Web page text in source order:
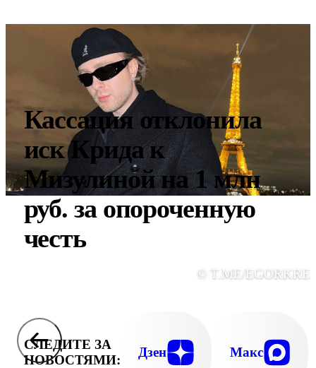
Кассация отклонила
иск Крида к
Мизулиной на 1 млн
руб. за опороченную
честь
© T.ME/
СЛЕДИТЕ ЗА
НОВОСТЯМИ:
Дзен Макс